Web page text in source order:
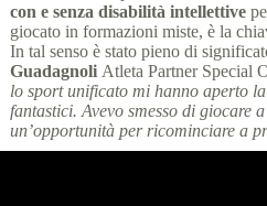
con e senza disabilità intellettive
giocato in formazioni miste, è la
In tal senso è stato pieno di
Guadagnoli Atleta Partner Special
lo sport unificato mi hanno aperto
fantastici. Avevo smesso di giocare
un’opportunità per ricominciare a